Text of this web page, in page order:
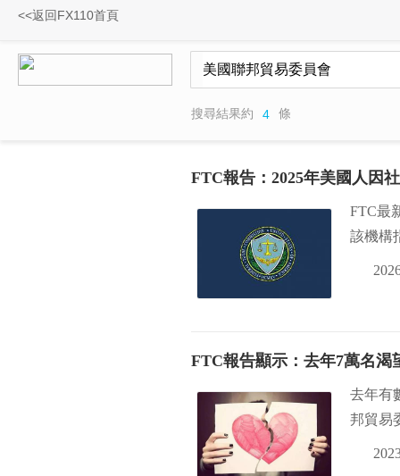
<<返回FX110首頁
搜尋結果約 4 條
FTC報告：2025年美國人因
FTC最
該機構
FTC報告顯示：去年7萬名渴
去年有
邦貿易